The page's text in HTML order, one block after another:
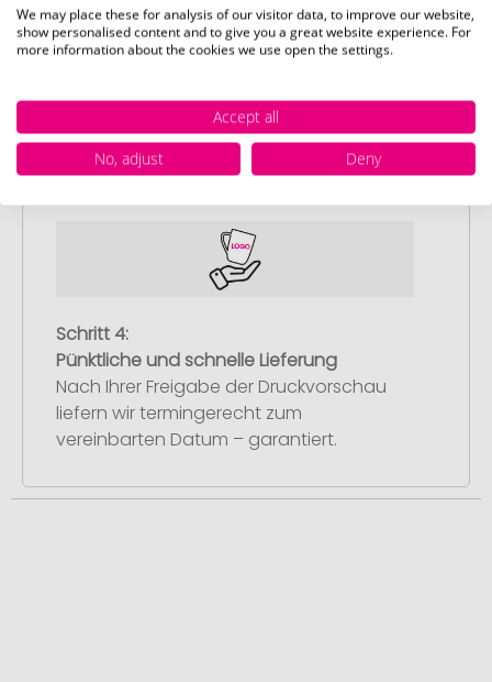
Schritt 3:
Sie erhalten von uns eine kostenlose
Druckvorschau mit Ihrem Design. Sobald
Sie diese freigeben, starten wir
Schritt 4:
Pünktliche und schnelle Lieferung
Nach Ihrer Freigabe der Druckvorschau
liefern wir termingerecht zum
vereinbarten Datum – garantiert.
We may place these for analysis of our visitor data, to improve our website,
show personalised content and to give you a great website experience. For
more information about the cookies we use open the settings.
Accept all
No, adjust
Deny